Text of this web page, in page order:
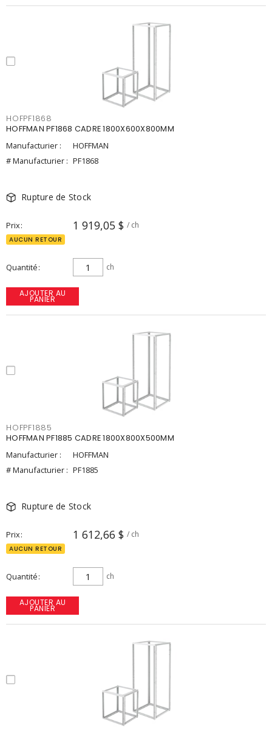
HOFPF1868
HOFFMAN PF1868 CADRE 1800X600X800MM
Manufacturier :
HOFFMAN
# Manufacturier : PF1868
Rupture de Stock
Prix 1 919,05 $ / ch
AUCUN RETOUR
Quantité ch
AJOUTER AU
PANIER
HOFPF1885
HOFFMAN PF1885 CADRE 1800X800X500MM
Manufacturier :
HOFFMAN
# Manufacturier : PF1885
Rupture de Stock
Prix 1 612,66 $ / ch
AUCUN RETOUR
Quantité ch
AJOUTER AU
PANIER